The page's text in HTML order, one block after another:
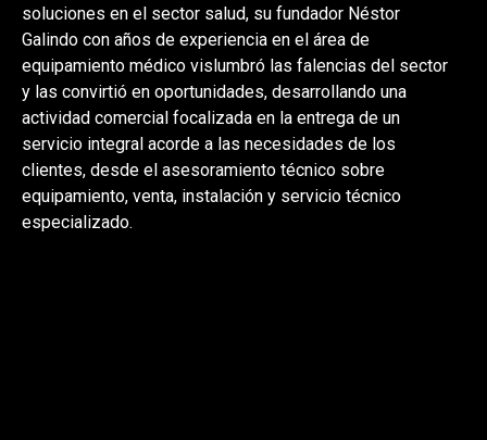
soluciones en el sector salud, su fundador Néstor
Galindo con años de experiencia en el área de
equipamiento médico vislumbró las falencias del sector
y las convirtió en oportunidades, desarrollando una
actividad comercial focalizada en la entrega de un
servicio integral acorde a las necesidades de los
clientes, desde el asesoramiento técnico sobre
equipamiento, venta, instalación y servicio técnico
especializado.